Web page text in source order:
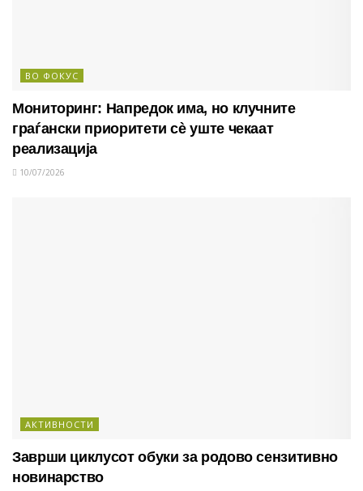
ВО ФОКУС
Мониторинг: Напредок има, но клучните
граѓански приоритети сè уште чекаат
реализација
10/07/2026
АКТИВНОСТИ
Заврши циклусот обуки за родово сензитивно
новинарство